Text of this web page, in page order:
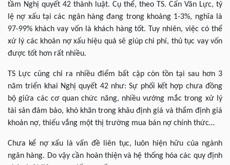
tầm Nghị quyết 42 thành luật. Cụ thể, theo TS. Cấn Văn Lực, tỷ
lệ nợ xấu tại các ngân hàng đang trong khoảng 1-3%, nghĩa là
97-99% khách vay vốn là khách hàng tốt. Tuy nhiên, việc có thể
xử lý các khoản nợ xấu hiệu quả sẽ giúp chi phí, thủ tục vay vốn
được tốt hơn rất nhiều.
TS Lực cũng chỉ ra nhiều điểm bất cập còn tồn tại sau hơn 3
năm triển khai Nghị quyết 42 như: Sự phối kết hợp chưa đồng
bộ giữa các cơ quan chức năng, nhiều vướng mắc trong xử lý
tài sản đảm bảo, khó khăn trong khâu định giá và thẩm định giá
khoản nợ, thiếu vắng một thị trường mua bán nợ chính thức…
Chưa kể nợ xấu là vấn đề liên tục, luôn hiện hữu của ngành
ngân hàng. Do vậy cần hoàn thiện và hệ thống hóa các quy định